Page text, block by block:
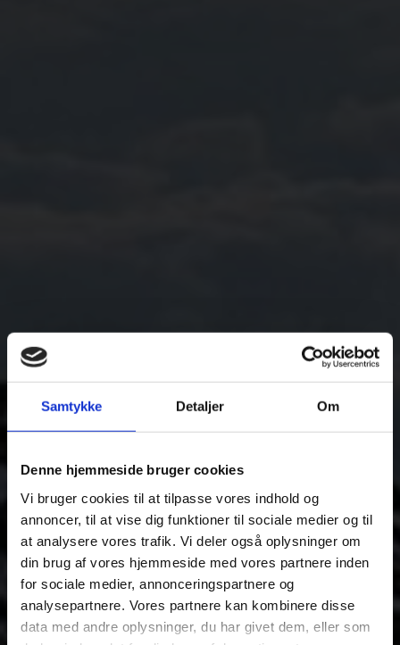
Samtykke Detaljer Om
Denne hjemmeside bruger cookies
Vi bruger cookies til at tilpasse vores indhold og
annoncer, til at vise dig funktioner til sociale medier og til
at analysere vores trafik. Vi deler også oplysninger om
din brug af vores hjemmeside med vores partnere inden
for sociale medier, annonceringspartnere og
analysepartnere. Vores partnere kan kombinere disse
data med andre oplysninger, du har givet dem, eller som